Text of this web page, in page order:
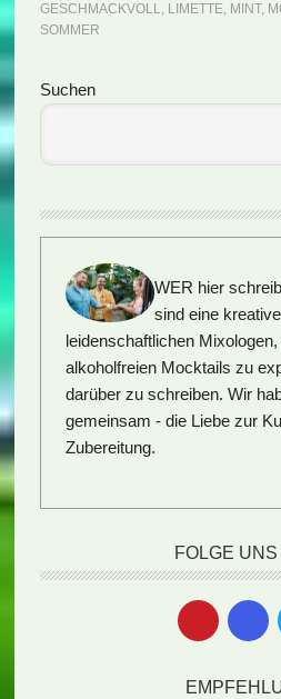
GESCHMACKVOLL, LIMETTE, MINT,
SOMMER
Seitenspalte
Suchen
WER hier
sind eine
leidenschaftlichen
alkoholfreien Mocktails zu
darüber zu schreiben. Wir
gemeinsam - die Liebe zur
Zubereitung.
FOLGE UNS